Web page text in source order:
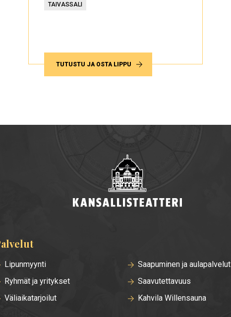
TAIVASSALI
TUTUSTU JA OSTA LIPPU
Lipunmyynti
Ryhmät ja yritykset
Väliaikatarjoilut
Saapuminen ja aulapalvelut
Saavutettavuus
Kahvila Willensauna